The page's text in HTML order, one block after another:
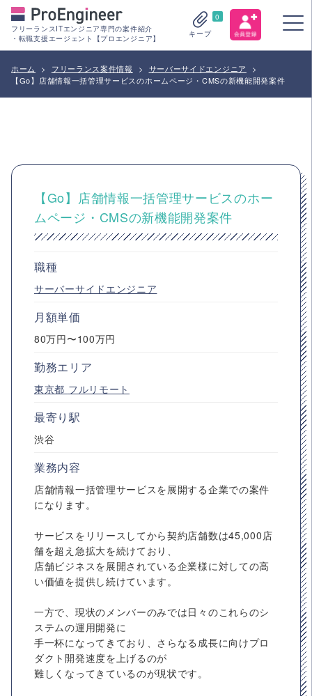
フリーランスITエンジニア専門の案件紹介
・転職支援エージェント【プロエンジニア】
0
キープ
ホーム > フリーランス案件情報 > サーバーサイドエンジニア
>
【Go】店舗情報一括管理サービスのホームページ・CMSの新機能開発案件
【Go】店舗情報一括管理サービスのホー
ムページ・CMSの新機能開発案件
職種
サーバーサイドエンジニア
月額単価
80万円〜100万円
勤務エリア
東京都 フルリモート
最寄り駅
渋谷
業務内容
店舗情報一括管理サービスを展開する企業での案件
になります。
サービスをリリースしてから契約店舗数は45,000店
舗を超え急拡大を続けており、
店舗ビジネスを展開されている企業様に対しての高
い価値を提供し続けています。
一方で、現状のメンバーのみでは日々のこれらのシ
ステムの運用開発に
手一杯になってきており、さらなる成長に向けプロ
ダクト開発速度を上げるのが
難しくなってきているのが現状です。